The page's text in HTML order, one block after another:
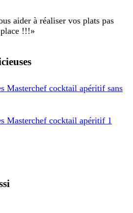
aider à réaliser vos plats pas
!!!»
Masterchef cocktail apéritif sans
Masterchef cocktail apéritif 1